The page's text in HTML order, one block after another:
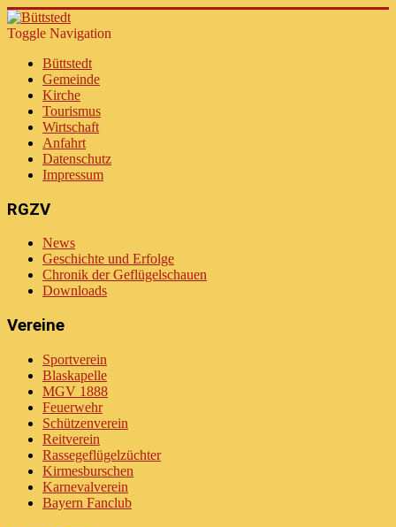
Toggle Navigation
Büttstedt
Gemeinde
Kirche
Tourismus
Wirtschaft
Anfahrt
Datenschutz
Impressum
RGZV
News
Geschichte und Erfolge
Chronik der Geflügelschauen
Downloads
Vereine
Sportverein
Blaskapelle
MGV 1888
Feuerwehr
Schützenverein
Reitverein
Rassegeflügelzüchter
Kirmesburschen
Karnevalverein
Bayern Fanclub